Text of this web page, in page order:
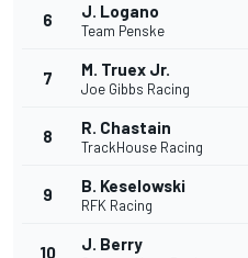
6 J. Logano
Team Penske
7 M. Truex Jr.
Joe Gibbs Racing
8 R. Chastain
TrackHouse Racing
9 B. Keselowski
RFK Racing
10 J. Berry